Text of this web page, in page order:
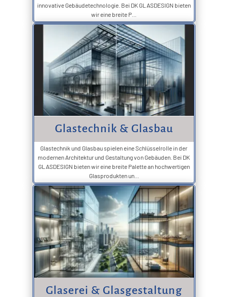
innovative Gebäudetechnologie. Bei DK GLASDESIGN bieten
wir eine breite P...
Glastechnik & Glasbau
Glastechnik und Glasbau spielen eine Schlüsselrolle in der
modernen Architektur und Gestaltung von Gebäuden. Bei DK
GLASDESIGN bieten wir eine breite Palette an hochwertigen
Glasprodukten un...
Glaserei & Glasgestaltung